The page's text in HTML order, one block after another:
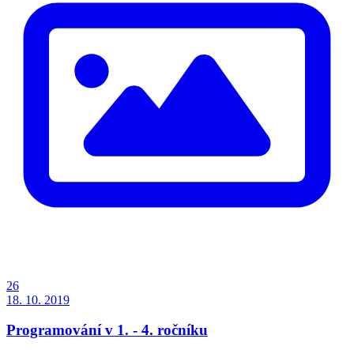
26
18. 10. 2019
Programování v 1. - 4. ročníku